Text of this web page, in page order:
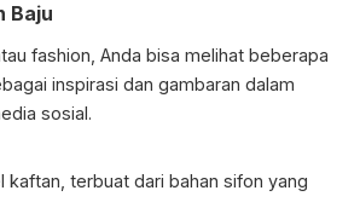
Baju
fashion, Anda bisa melihat beberapa
inspirasi dan gambaran dalam
sosial.
kaftan, terbuat dari bahan sifon yang